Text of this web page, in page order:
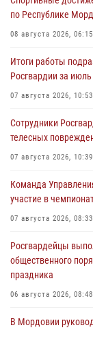
по Республике
08 августа 2026, 06:15
Итоги работы
Росгвардии за июль
07 августа 2026, 10:53
Сотрудники
телесных
07 августа 2026, 10:39
Команда
участие в
07 августа 2026, 08:33
Росгвардейцы
общественного
праздника
06 августа 2026, 08:48
В Мордовии